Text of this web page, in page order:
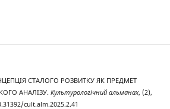
СТАЛОГО РОЗВИТКУ ЯК ПРЕДМЕТ
АНАЛІЗУ. Культурологічний альманах, (2),
cult.alm.2025.2.41